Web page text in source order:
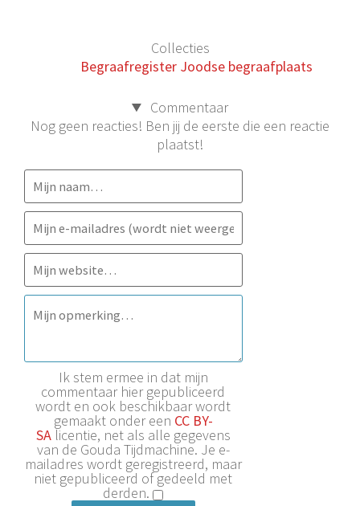
Collecties
Begraafregister Joodse begraafplaats
Commentaar
Nog geen reacties! Ben jij de eerste die een reactie
plaatst!
Ik stem ermee in dat mijn
commentaar hier gepubliceerd
wordt en ook beschikbaar wordt
gemaakt onder een CC BY-
SAlicentie, net als alle gegevens
van de Gouda Tijdmachine. Je e-
mailadres wordt geregistreerd, maar
niet gepubliceerd of gedeeld met
derden.